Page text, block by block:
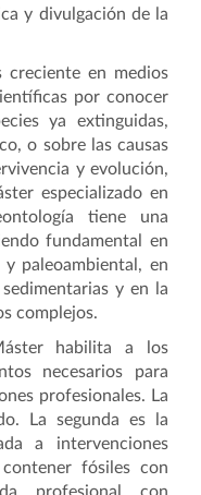
y divulgación de la
creciente en medios
por conocer
ya extinguidas,
o sobre las causas
y evolución,
especializado en
tiene una
fundamental en
paleoambiental, en
y en la
complejos.
habilita a los
necesarios para
profesionales. La
La segunda es la
a intervenciones
fósiles con